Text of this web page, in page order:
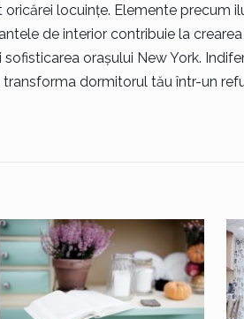
locuințe. Elemente precum
de interior contribuie la
orașului New York.
dormitorul tău într-un